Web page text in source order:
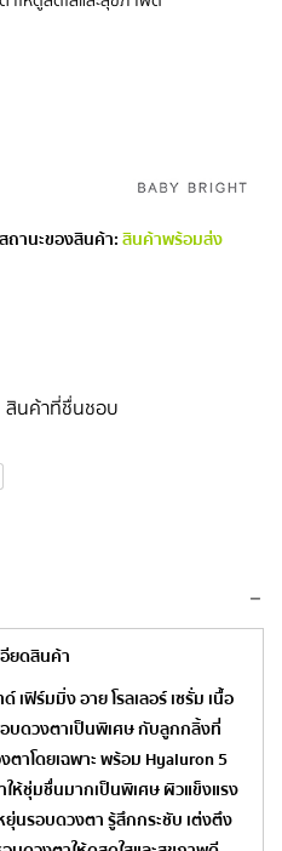
สถานะของสินค้า:สินค้าพร้อมส่ง
สินค้าที่ชื่นชอบ
อียดสินค้า
เฟิร์มมิ่ง อาย โรลเลอร์ เซรั่ม เนื้อ
บดวงตาเป็นพิเศษ กับลูกกลิ้งที่
าโดยเฉพาะ พร้อม Hyaluron 5
ห้ชุ่มชื่นมากเป็นพิเศษ ผิวแข็งแรง
นรอบดวงตา รู้สึกกระชับ เต่งตึง